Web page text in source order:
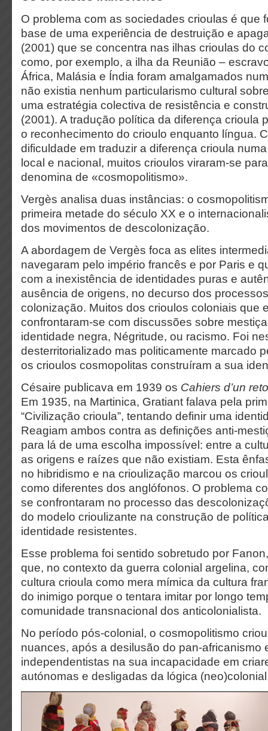
O problema com as sociedades crioulas é que
base de uma experiência de destruição e
(2001) que se concentra nas ilhas crioulas do
como, por exemplo, a ilha da Reunião –
África, Malásia e Índia foram amalgamados
não existia nenhum particularismo cultural
uma estratégia colectiva de resistência e
(2001). A tradução política da diferença crioula
o reconhecimento do crioulo enquanto língua.
dificuldade em traduzir a diferença crioula
local e nacional, muitos crioulos viraram-se
denomina de «cosmopolitismo».
Vergès analisa duas instâncias: o
primeira metade do século XX e o
dos movimentos de descolonização.
A abordagem de Vergès foca as elites
navegaram pelo império francês e por Paris e
com a inexistência de identidades puras e
ausência de origens, no decurso dos
colonização. Muitos dos crioulos coloniais que
confrontaram-se com discussões sobre
identidade negra, Négritude, ou racismo. Foi
desterritorializado mas politicamente marcado
os crioulos cosmopolitas construíram a sua
Césaire publicava em 1939 os Cahiers d’un
Em 1935, na Martinica, Gratiant falava pela
“Civilização crioula”, tentando definir uma
Reagiam ambos contra as definições anti-
para lá de uma escolha impossível: entre a
as origens e raízes que não existiam. Esta
no hibridismo e na crioulização marcou os
como diferentes dos anglófonos. O problema
se confrontaram no processo das
do modelo crioulizante na construção de
identidade resistentes.
Esse problema foi sentido sobretudo por
que, no contexto da guerra colonial argelina,
cultura crioula como mera mímica da cultura
do inimigo porque o tentara imitar por longo
comunidade transnacional dos anticolonialista.
No período pós-colonial, o cosmopolitismo
nuances, após a desilusão do pan-africanismo
independentistas na sua incapacidade em
autónomas e desligadas da lógica